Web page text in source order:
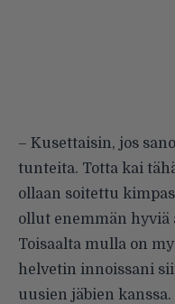
– Kusettaisin, jos
tunteita. Totta kai
ollaan soitettu
ollut enemmän
Toisaalta mulla on
helvetin innoissani
uusien jäbien